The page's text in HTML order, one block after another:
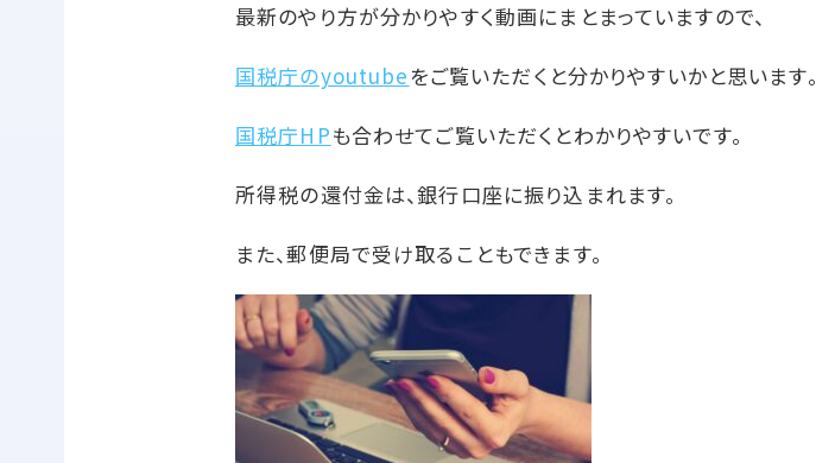
最新のやり方が分かりやすく動画にまとまっていますので、
国税庁のyoutubeをご覧いただくと分かりやすいかと思います。
国税庁HPも合わせてご覧いただくとわかりやすいです。
所得税の還付金は、銀行口座に振り込まれます。
また、郵便局で受け取ることもできます。